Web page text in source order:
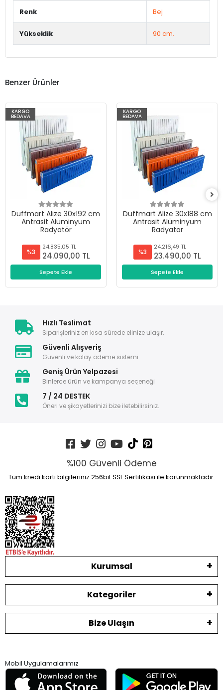
Renk Bej
Yükseklik 90 cm.
Benzer Ürünler
KARGO
BEDAVA
Duffmart Alize 30x192 cm
Antrasit Alüminyum
Radyatör
%3
24.835,05 TL
24.090,00 TL
Sepete Ekle
KARGO
BEDAVA
Duffmart Alize 30x188 cm
Antrasit Alüminyum
Radyatör
%3
24.216,49 TL
23.490,00 TL
Sepete Ekle
Hızlı Teslimat
Siparişleriniz en kısa sürede elinize ulaşır.
Güvenli Alışveriş
Güvenli ve kolay ödeme sistemi
Geniş Ürün Yelpazesi
Binlerce ürün ve kampanya seçeneği
7 / 24 DESTEK
Öneri ve şikayetlerinizi bize iletebilirsiniz.
%100 Güvenli Ödeme
Tüm kredi kartı bilgileriniz 256bit SSL Sertifikası ile korunmaktadır.
Kurumsal
Kategoriler
Bize Ulaşın
Mobil Uygulamalarımız